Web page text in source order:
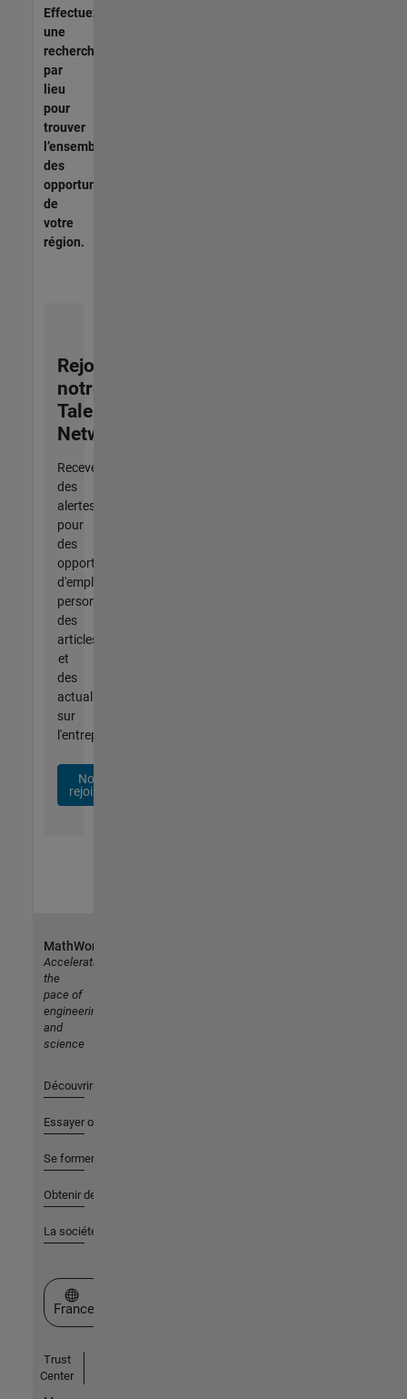
Effectuez
une
recherche
par
lieu
pour
trouver
l’ensemble
des
opportunités
de
votre
région.
Rejoignez
notre
Talent
Network
Recevez
des
alertes
pour
des
opportunités
d'emploi
personnalisées,
des
articles
et
des
actualités
sur
l'entreprise.
Nous
rejoindre
MathWorks
Accelerating
the
pace of
engineering
and
science
Découvrir les produits
Essayer ou acheter
Se former
Obtenir de l'aide
La société
Sélectionner un site web
France
Trust
Center